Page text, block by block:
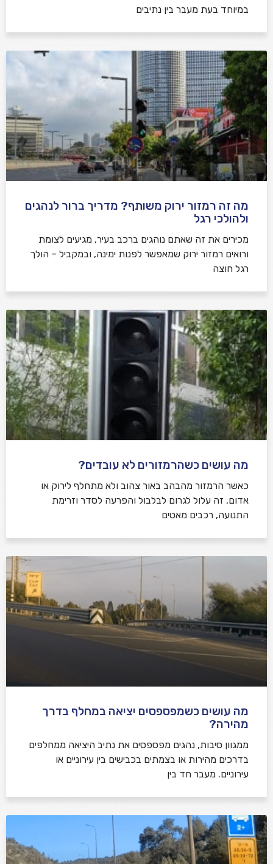
במיוחד בעת מעבר בין נתיבים
מה זה רמזור ירוק משותף? מדריך ברור לנהגים
ולהולכי רגל
מכירים את זה שאתם נוהגים ברכב בעיר, מגיעים לצומת
ורואים רמזור ירוק שמאפשר לפנות ימינה, ובמקביל – הולך
רגל חוצה
מה עושים כשהרמזורים לא עובדים?
כאשר הרמזור מהבהב באור צהוב ולא מתחלף לירוק או
אדום, זה עלול לגרום לבלבול והפרעה לסדר וזרימת
התנועה, רכבים מאטים
מה עושים כשמפספסים יציאה במחלף בדרך
מהירה?
ממגוון סיבות, נהגים מפספסים את נתיב היציאה ממחלפים
בדרכים מהירות או בצמתים בכבישים בין עירוניים או
עירוניים. מעבר חד בין